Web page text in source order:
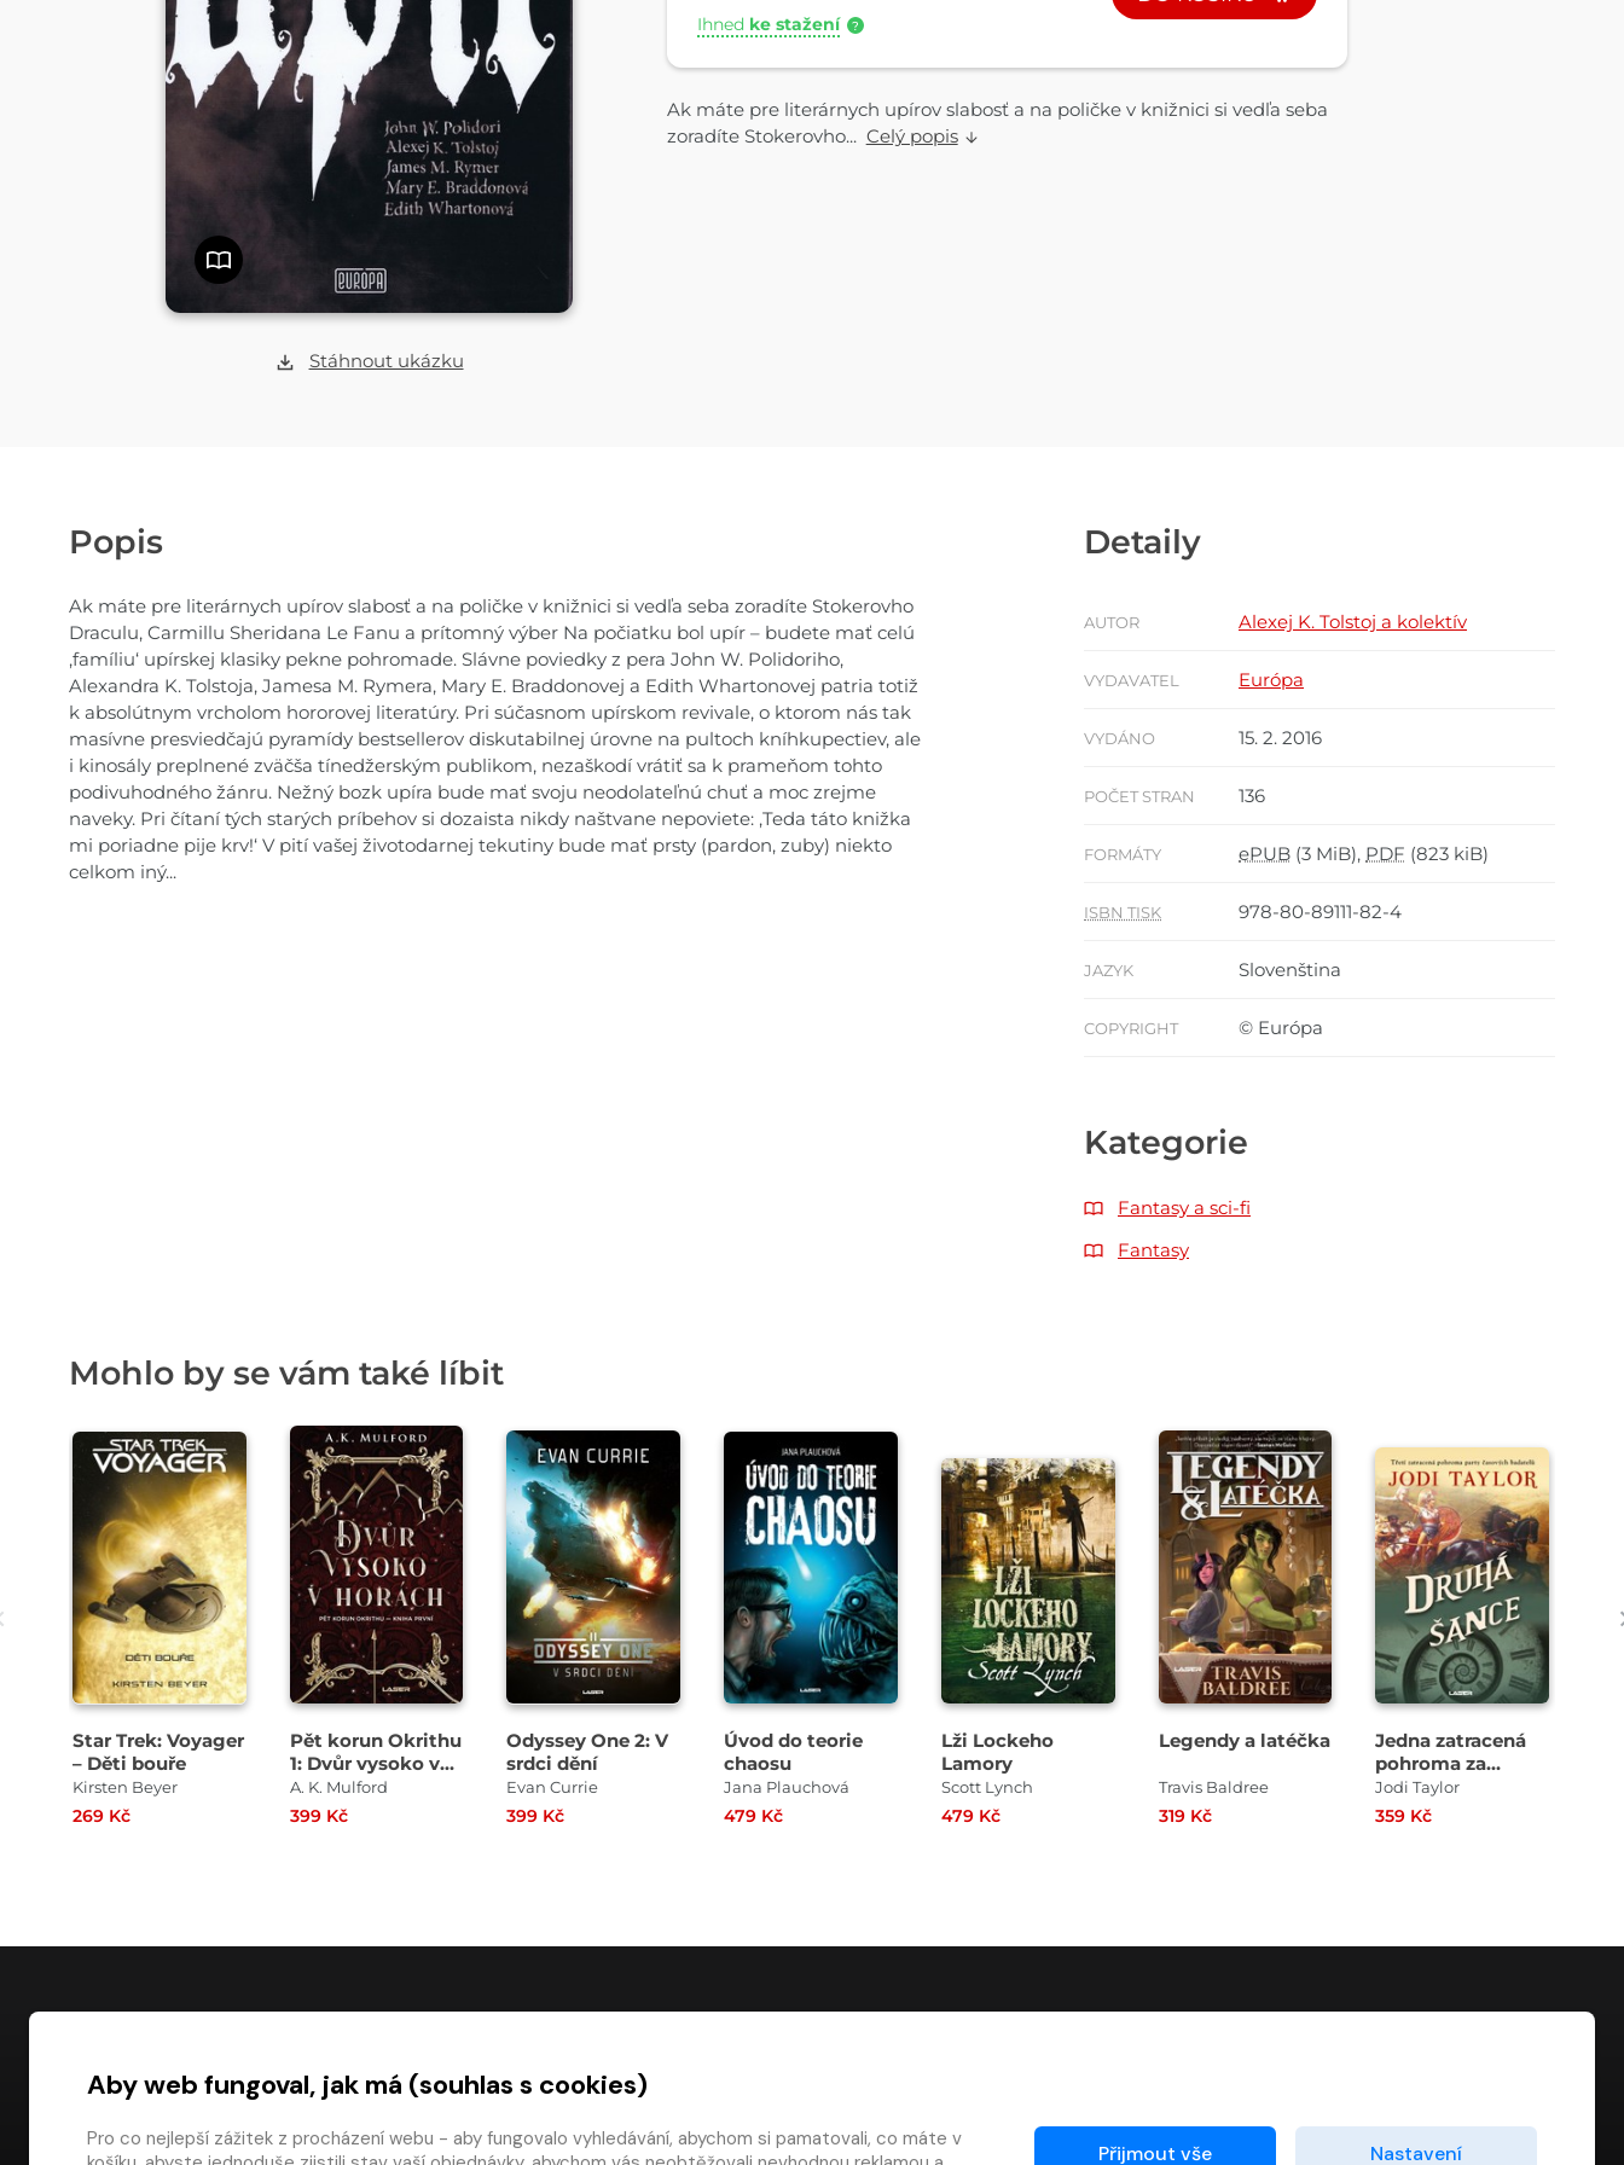
Stáhnout ukázku
Ihned ke stažení ?
Ak máte pre literárnych upírov slabosť a na poličke v knižnici si vedľa seba
zoradíte Stokerovho... Celý popis
Popis
Ak máte pre literárnych upírov slabosť a na poličke v knižnici si vedľa seba zoradíte Stokerovho
Draculu, Carmillu Sheridana Le Fanu a prítomný výber Na počiatku bol upír – budete mať celú
,famíliu‘ upírskej klasiky pekne pohromade. Slávne poviedky z pera John W. Polidoriho,
Alexandra K. Tolstoja, Jamesa M. Rymera, Mary E. Braddonovej a Edith Whartonovej patria totiž
k absolútnym vrcholom hororovej literatúry. Pri súčasnom upírskom revivale, o ktorom nás tak
masívne presviedčajú pyramídy bestsellerov diskutabilnej úrovne na pultoch kníhkupectiev, ale
i kinosály preplnené zväčša tínedžerským publikom, nezaškodí vrátiť sa k prameňom tohto
podivuhodného žánru. Nežný bozk upíra bude mať svoju neodolateľnú chuť a moc zrejme
naveky. Pri čítaní tých starých príbehov si dozaista nikdy naštvane nepoviete: ,Teda táto knižka
mi poriadne pije krv!‘ V pití vašej životodarnej tekutiny bude mať prsty (pardon, zuby) niekto
celkom iný...
Detaily
AUTOR Alexej K. Tolstoj a kolektív
VYDAVATEL Európa
VYDÁNO 15. 2. 2016
POČET STRAN 136
FORMÁTY ePUB (3 MiB), PDF (823 kiB)
ISBN TISK 978-80-89111-82-4
JAZYK Slovenština
COPYRIGHT © Európa
Kategorie
Fantasy a sci-fi
Fantasy
Mohlo by se vám také líbit
Star Trek: Voyager
– Děti bouře
Kirsten Beyer
269 Kč
Pět korun Okrithu
1: Dvůr vysoko v
horách
A. K. Mulford
399 Kč
Odyssey One 2: V
srdci dění
Evan Currie
399 Kč
Úvod do teorie
chaosu
Jana Plauchová
479 Kč
Lži Lockeho
Lamory
Scott Lynch
479 Kč
Legendy a latéčka
Travis Baldree
319 Kč
Jedna zatracená
pohroma za
druhou 3: Druhá
šance
Jodi Taylor
359 Kč
Časté dotazy
Platba
Kontakty
Aby web fungoval, jak má (souhlas s cookies)
Pro co nejlepší zážitek z procházení webu - aby fungovalo vyhledávání, abychom si pamatovali, co máte v
Přijmout vše Nastavení